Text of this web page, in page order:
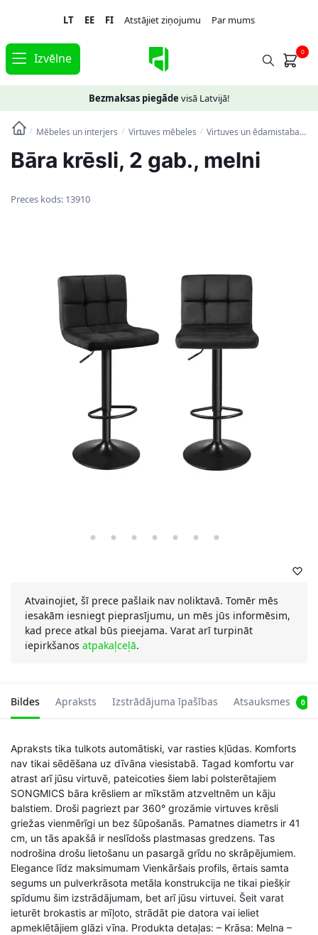
navigation
content
LT EE FI Atstājiet ziņojumu Par mums
Izvēlne 0
Bezmaksas piegāde visā Latvijā!
/ Mēbeles un interjers / Virtuves mēbeles / Virtuves un ēdamistabas krēsli
Bāra krēsli, 2 gab., melni
Preces kods: 13910
Atvainojiet, šī prece pašlaik nav noliktavā. Tomēr mēs
iesakām iesniegt pieprasījumu, un mēs jūs informēsim,
kad prece atkal būs pieejama. Varat arī turpināt
iepirkšanos atpakaļceļā.
Bildes Apraksts Izstrādājuma īpašības Atsauksmes 0
Apraksts tika tulkots automātiski, var rasties kļūdas. Komforts
nav tikai sēdēšana uz dīvāna viesistabā. Tagad komfortu var
atrast arī jūsu virtuvē, pateicoties šiem labi polsterētajiem
SONGMICS bāra krēsliem ar mīkstām atzveltnēm un kāju
balstiem. Droši pagriezt par 360° grozāmie virtuves krēsli
griežas vienmērīgi un bez šūpošanās. Pamatnes diametrs ir 41
cm, un tās apakšā ir neslīdošs plastmasas gredzens. Tas
nodrošina drošu lietošanu un pasargā grīdu no skrāpējumiem.
Elegance līdz maksimumam Vienkāršais profils, ērtais samta
segums un pulverkrāsota metāla konstrukcija ne tikai piešķir
spīdumu šim izstrādājumam, bet arī jūsu virtuvei. Šeit varat
ieturēt brokastis ar mīļoto, strādāt pie datora vai ieliet
apmeklētājiem glāzi vīna. Produkta detaļas: – Krāsa: Melna –